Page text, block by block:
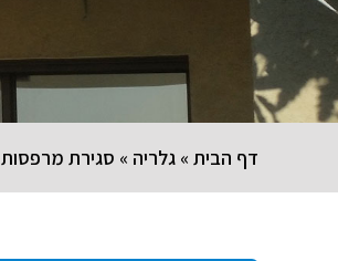
דף הבית » גלריה » סגירת מרפסות